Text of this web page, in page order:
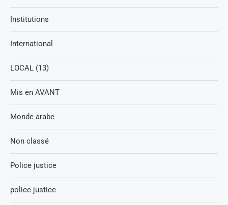
Institutions
International
LOCAL (13)
Mis en AVANT
Monde arabe
Non classé
Police justice
police justice